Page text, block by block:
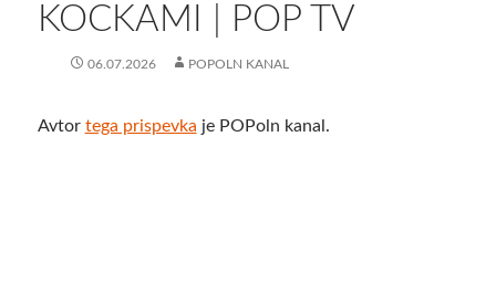
KOCKAMI | POP TV
06.07.2026 POPOLN KANAL
Avtor tega prispevka je POPoln kanal.